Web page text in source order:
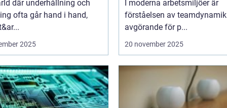
där underhållning och
ofta går hand i hand,
2025
I moderna arbetsmiljöer är
förståelsen av teamdynamik
avgörande för p...
20 november 2025